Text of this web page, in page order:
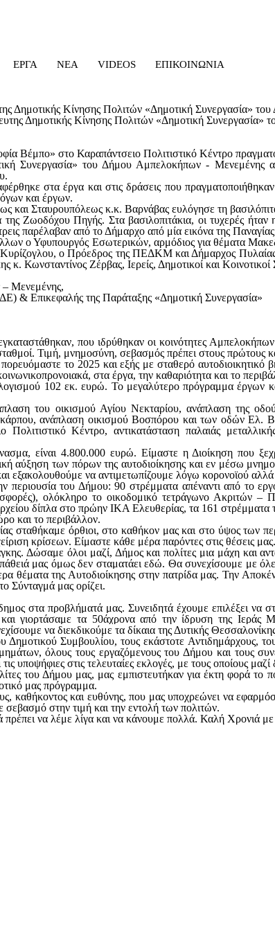
ΕΡΓΑ ΝΕΑ VIDEOS ΕΠΙΚΟΙΝΩΝΙΑ
Δημοτικής Κίνησης Πολιτών «Δημοτική Συνεργασία»
Βέμπο» στο Καραπάντσειο Πολιτιστικό Κέντρο
Συνεργασία» του Δήμου Αμπελοκήπων -
στα έργα και στις δράσεις που
και έργων.
και Σταυρουπόλεως κ.κ. Βαρνάβας ευλόγησε τη
της Ζωοδόχου Πηγής. Στα βασιλοπιτάκια, οι τυχερές
παρέλαβαν από το Δήμαρχο από μία εικόνα της
ο Υφυπουργός Εσωτερικών, αρμόδιος για θέματα
ο Πρόεδρος της ΠΕΔΚΜ και Δήμαρχος
Κωνσταντίνος Ζέρβας, Ιερείς, Δημοτικοί και
Μενεμένης,
& Επικεφαλής της Παράταξης «Δημοτική Συνεργασία»
που ιδρύθηκαν οι κοινότητες
σταθμοί. Τιμή, μνημοσύνη, σεβασμός πρέπει στους
το 2025 και εξής με σταθερό αυτοδιοικητικό
στα έργα, την καθαριότητα και το
102 εκ. ευρώ. Το μεγαλύτερο πρόγραμμα
του οικισμού Αγίου Νεκταρίου, ανάπλαση της
ανάπλαση οικισμού Βοσπόρου και των οδών Ελ.
Κέντρο, αντικατάσταση παλαιάς
είναι 4.800.000 ευρώ. Είμαστε η Διοίκηση που
αύξηση των πόρων της αυτοδιοίκησης και εν μέσω
εξακολουθούμε να αντιμετωπίζουμε λόγω κορονοϊού
του Δήμου: 90 στρέμματα απέναντι από το
ολόκληρο το οικοδομικό τετράγωνο
δίπλα στο πρώην ΙΚΑ Ελευθερίας, τα 161
και το περιβάλλον.
σταθήκαμε όρθιοι, στο καθήκον μας και στο ύψος των
κρίσεων. Είμαστε κάθε μέρα παρόντες στις θέσεις μας.
Δώσαμε όλοι μαζί, Δήμος και πολίτες μια μάχη και
μας όμως δεν σταματάει εδώ. Θα συνεχίσουμε με
θέματα της Αυτοδιοίκησης στην πατρίδα μας. Την
Σύνταγμά μας ορίζει.
στα προβλήματά μας. Συνειδητά έχουμε επιλέξει
γιορτάσαμε τα 50άχρονα από την ίδρυση της
να διεκδικούμε τα δίκαια της Δυτικής
Συμβουλίου, τους εκάστοτε Αντιδημάρχους,
όλους τους εργαζόμενους του Δήμου και τους
τις υποψήφιες στις τελευταίες εκλογές, με τους οποίους
του Δήμου μας, μας εμπιστευτήκαν για έκτη φορά
μας πρόγραμμα.
καθήκοντος και ευθύνης, που μας υποχρεώνει να
στην τιμή και την εντολή των πολιτών.
να λέμε λίγα και να κάνουμε πολλά. Καλή Χρονιά με